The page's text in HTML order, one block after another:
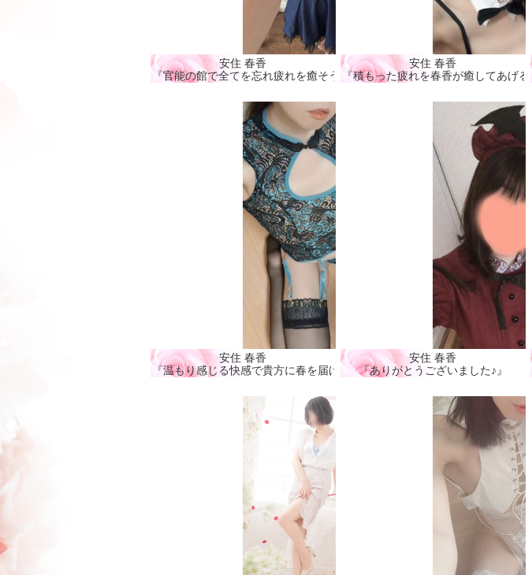
安住 春香
『官能の館で全てを忘れ疲れを癒そう🩷』
安住 春香
『積もった疲れを春香が癒してあげ
安住 春香
『温もり感じる快感で貴方に春を届ける🩷』
安住 春香
『ありがとうございました♪』